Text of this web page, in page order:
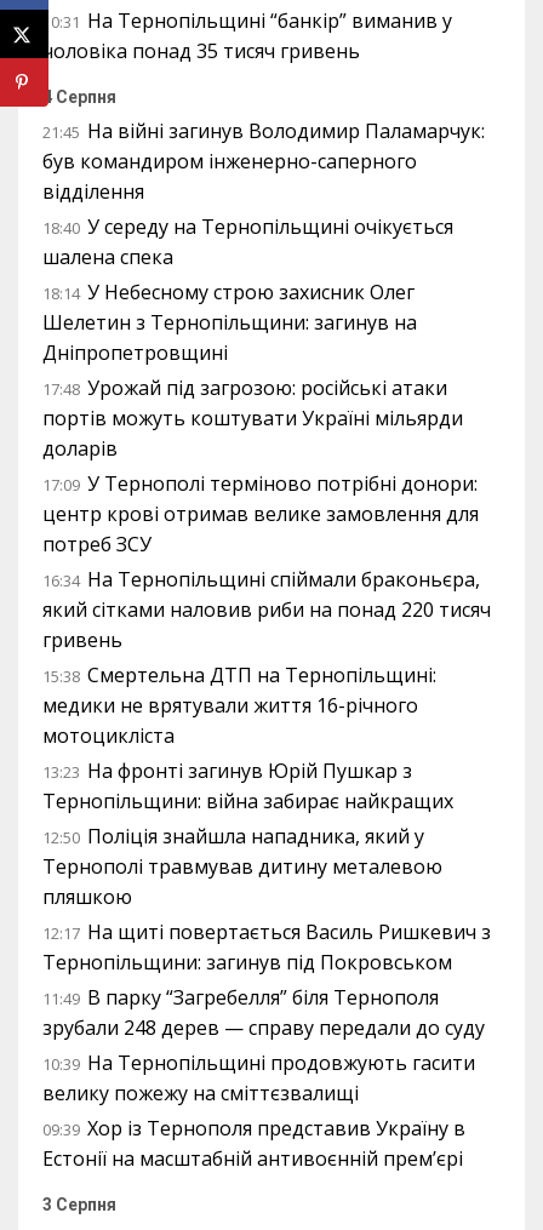
10:31 На Тернопільщині “банкір” виманив у
чоловіка понад 35 тисяч гривень
4 Серпня
21:45 На війні загинув Володимир Паламарчук:
був командиром інженерно-саперного
відділення
18:40 У середу на Тернопільщині очікується
шалена спека
18:14 У Небесному строю захисник Олег
Шелетин з Тернопільщини: загинув на
Дніпропетровщині
17:48 Урожай під загрозою: російські атаки
портів можуть коштувати Україні мільярди
доларів
17:09 У Тернополі терміново потрібні донори:
центр крові отримав велике замовлення для
потреб ЗСУ
16:34 На Тернопільщині спіймали браконьєра,
який сітками наловив риби на понад 220 тисяч
гривень
15:38 Смертельна ДТП на Тернопільщині:
медики не врятували життя 16-річного
мотоцикліста
13:23 На фронті загинув Юрій Пушкар з
Тернопільщини: війна забирає найкращих
12:50 Поліція знайшла нападника, який у
Тернополі травмував дитину металевою
пляшкою
12:17 На щиті повертається Василь Ришкевич з
Тернопільщини: загинув під Покровськом
11:49 В парку “Загребелля” біля Тернополя
зрубали 248 дерев — справу передали до суду
10:39 На Тернопільщині продовжують гасити
велику пожежу на сміттєзвалищі
09:39 Хор із Тернополя представив Україну в
Естонії на масштабній антивоєнній прем’єрі
3 Серпня